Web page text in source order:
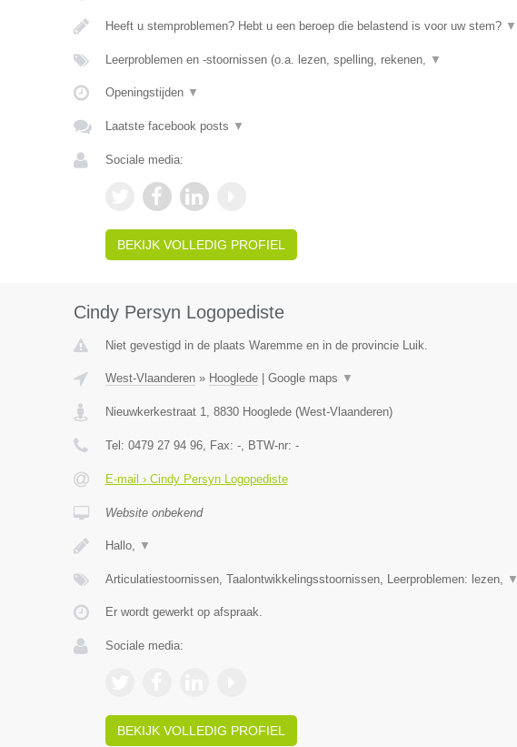
Heeft u stemproblemen? Hebt u een beroep die belastend is voor uw stem? ▼
Leerproblemen en -stoornissen (o.a. lezen, spelling, rekenen, ▼
Openingstijden ▼
Laatste facebook posts ▼
Sociale media:
BEKIJK VOLLEDIG PROFIEL
Cindy Persyn Logopediste
Niet gevestigd in de plaats Waremme en in de provincie Luik.
West-Vlaanderen» Hooglede| Google maps ▼
Nieuwkerkestraat 1, 8830 Hooglede(West-Vlaanderen)
Tel: 0479 27 94 96, Fax: -, BTW-nr: -
E-mail › Cindy Persyn Logopediste
Website onbekend
Hallo, ▼
Articulatiestoornissen, Taalontwikkelingsstoornissen, Leerproblemen: lezen, ▼
Er wordt gewerkt op afspraak.
Sociale media:
BEKIJK VOLLEDIG PROFIEL